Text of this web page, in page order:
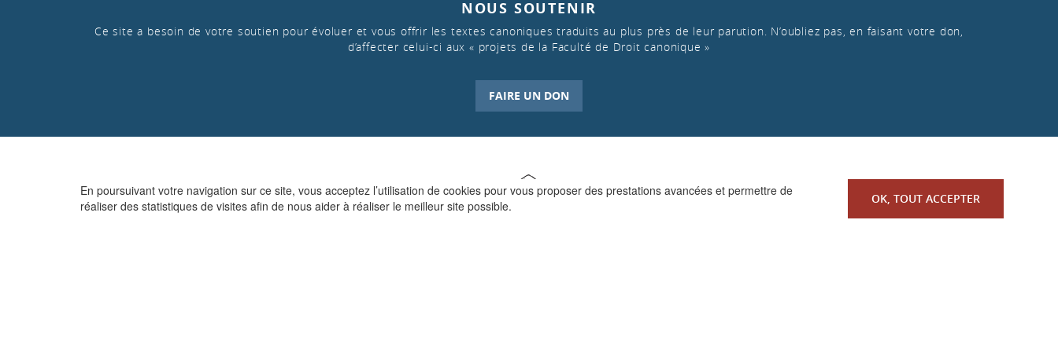
En poursuivant votre navigation sur ce site, vous acceptez l’utilisation de cookies pour vous proposer des prestations avancées et permettre de
réaliser des statistiques de visites afin de nous aider à réaliser le meilleur site possible.
OK, TOUT ACCEPTER
NOUS SOUTENIR
Ce site a besoin de votre soutien pour évoluer et vous offrir les textes canoniques traduits au plus près de leur parution. N’oubliez pas, en faisant votre don,
d’affecter celui-ci aux « projets de la Faculté de Droit canonique »
FAIRE UN DON